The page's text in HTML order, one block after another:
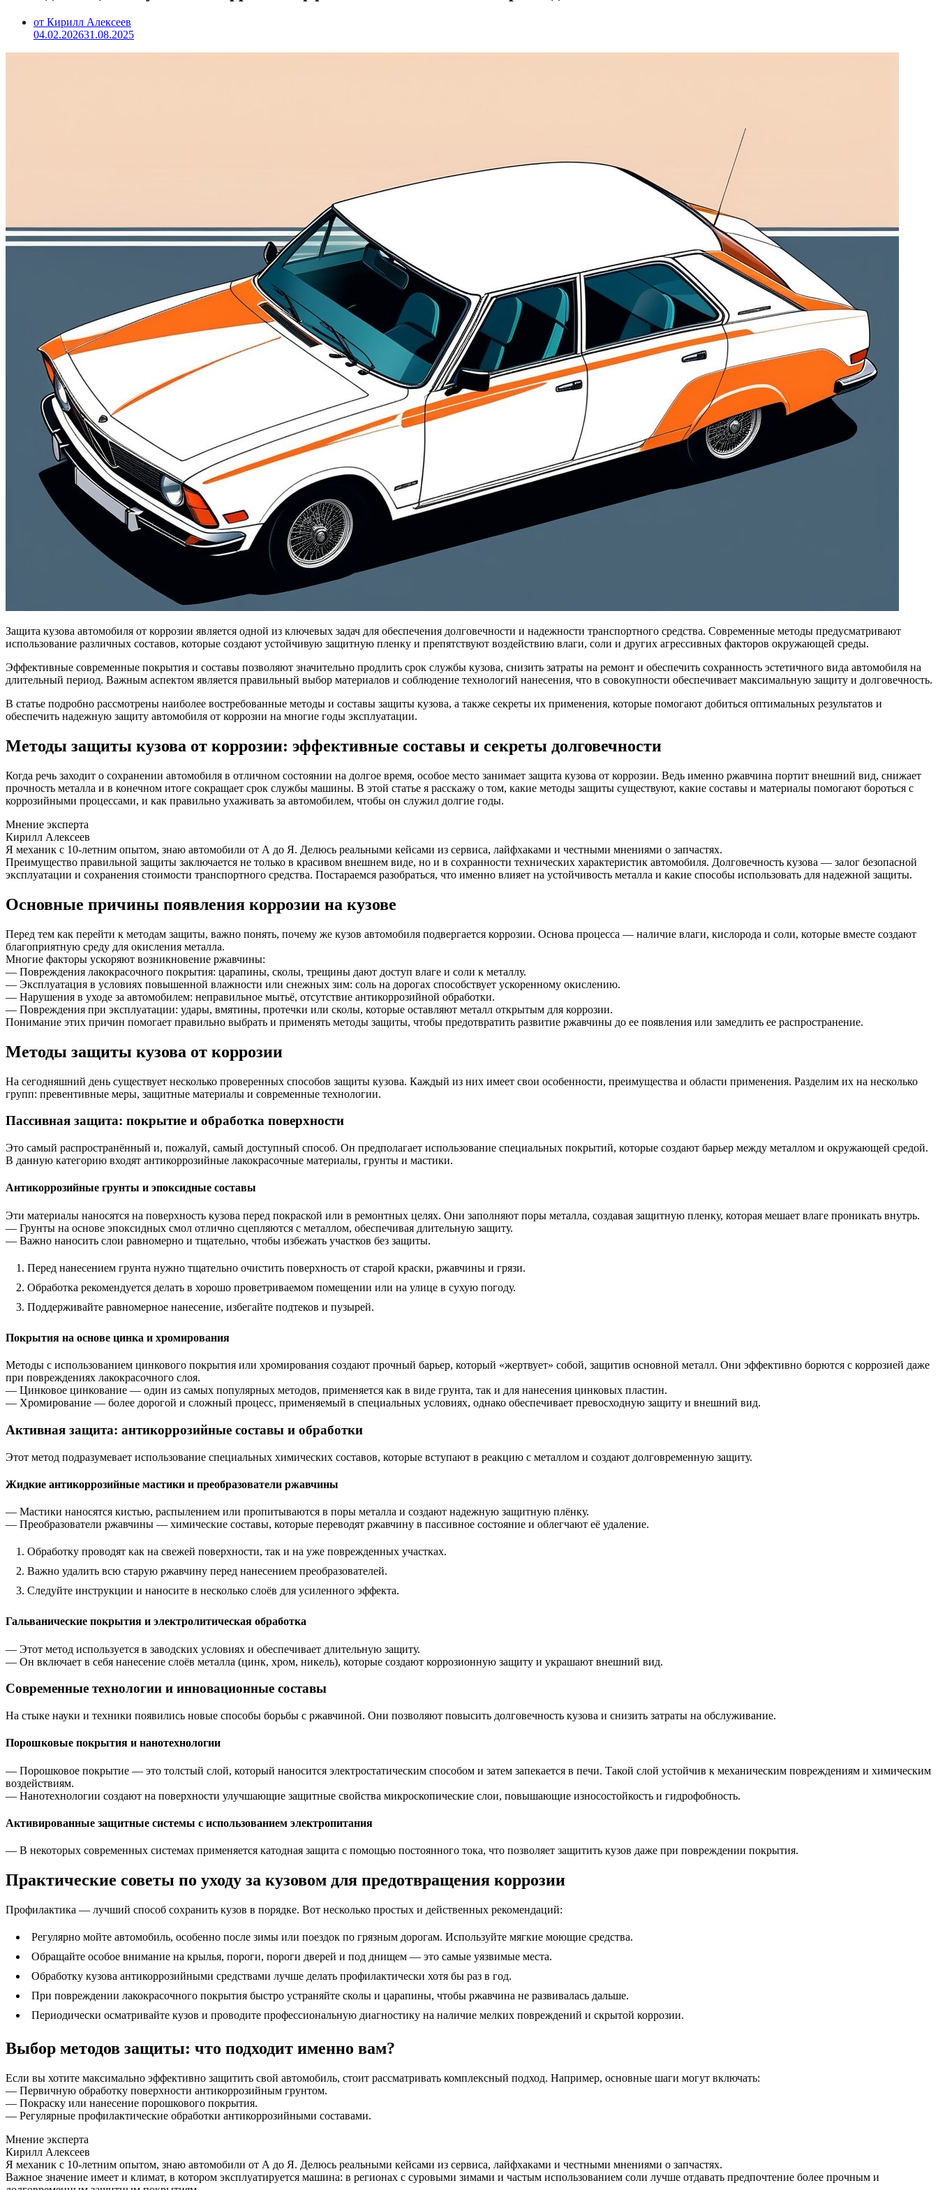
от Кирилл Алексеев
04.02.202631.08.2025
Защита кузова автомобиля от коррозии является одной из ключевых задач для обеспечения долговечности и надежности транспортного средства. Современные методы предусматривают
использование различных составов, которые создают устойчивую защитную пленку и препятствуют воздействию влаги, соли и других агрессивных факторов окружающей среды.
Эффективные современные покрытия и составы позволяют значительно продлить срок службы кузова, снизить затраты на ремонт и обеспечить сохранность эстетичного вида автомобиля на
длительный период. Важным аспектом является правильный выбор материалов и соблюдение технологий нанесения, что в совокупности обеспечивает максимальную защиту и долговечность.
В статье подробно рассмотрены наиболее востребованные методы и составы защиты кузова, а также секреты их применения, которые помогают добиться оптимальных результатов и
обеспечить надежную защиту автомобиля от коррозии на многие годы эксплуатации.
Методы защиты кузова от коррозии: эффективные составы и секреты долговечности
Когда речь заходит о сохранении автомобиля в отличном состоянии на долгое время, особое место занимает защита кузова от коррозии. Ведь именно ржавчина портит внешний вид, снижает
прочность металла и в конечном итоге сокращает срок службы машины. В этой статье я расскажу о том, какие методы защиты существуют, какие составы и материалы помогают бороться с
коррозийными процессами, и как правильно ухаживать за автомобилем, чтобы он служил долгие годы.
Мнение эксперта
Кирилл Алексеев
Я механик с 10-летним опытом, знаю автомобили от А до Я. Делюсь реальными кейсами из сервиса, лайфхаками и честными мнениями о запчастях.
Преимущество правильной защиты заключается не только в красивом внешнем виде, но и в сохранности технических характеристик автомобиля. Долговечность кузова — залог безопасной
эксплуатации и сохранения стоимости транспортного средства. Постараемся разобраться, что именно влияет на устойчивость металла и какие способы использовать для надежной защиты.
Основные причины появления коррозии на кузове
Перед тем как перейти к методам защиты, важно понять, почему же кузов автомобиля подвергается коррозии. Основа процесса — наличие влаги, кислорода и соли, которые вместе создают
благоприятную среду для окисления металла.
Многие факторы ускоряют возникновение ржавчины:
— Повреждения лакокрасочного покрытия: царапины, сколы, трещины дают доступ влаге и соли к металлу.
— Эксплуатация в условиях повышенной влажности или снежных зим: соль на дорогах способствует ускоренному окислению.
— Нарушения в уходе за автомобилем: неправильное мытьё, отсутствие антикоррозийной обработки.
— Повреждения при эксплуатации: удары, вмятины, протечки или сколы, которые оставляют металл открытым для коррозии.
Понимание этих причин помогает правильно выбрать и применять методы защиты, чтобы предотвратить развитие ржавчины до ее появления или замедлить ее распространение.
Методы защиты кузова от коррозии
На сегодняшний день существует несколько проверенных способов защиты кузова. Каждый из них имеет свои особенности, преимущества и области применения. Разделим их на несколько
групп: превентивные меры, защитные материалы и современные технологии.
Пассивная защита: покрытие и обработка поверхности
Это самый распространённый и, пожалуй, самый доступный способ. Он предполагает использование специальных покрытий, которые создают барьер между металлом и окружающей средой.
В данную категорию входят антикоррозийные лакокрасочные материалы, грунты и мастики.
Антикоррозийные грунты и эпоксидные составы
Эти материалы наносятся на поверхность кузова перед покраской или в ремонтных целях. Они заполняют поры металла, создавая защитную пленку, которая мешает влаге проникать внутрь.
— Грунты на основе эпоксидных смол отлично сцепляются с металлом, обеспечивая длительную защиту.
— Важно наносить слои равномерно и тщательно, чтобы избежать участков без защиты.
Перед нанесением грунта нужно тщательно очистить поверхность от старой краски, ржавчины и грязи.
Обработка рекомендуется делать в хорошо проветриваемом помещении или на улице в сухую погоду.
Поддерживайте равномерное нанесение, избегайте подтеков и пузырей.
Покрытия на основе цинка и хромирования
Методы с использованием цинкового покрытия или хромирования создают прочный барьер, который «жертвует» собой, защитив основной металл. Они эффективно борются с коррозией даже
при повреждениях лакокрасочного слоя.
— Цинковое цинкование — один из самых популярных методов, применяется как в виде грунта, так и для нанесения цинковых пластин.
— Хромирование — более дорогой и сложный процесс, применяемый в специальных условиях, однако обеспечивает превосходную защиту и внешний вид.
Активная защита: антикоррозийные составы и обработки
Этот метод подразумевает использование специальных химических составов, которые вступают в реакцию с металлом и создают долговременную защиту.
Жидкие антикоррозийные мастики и преобразователи ржавчины
— Мастики наносятся кистью, распылением или пропитываются в поры металла и создают надежную защитную плёнку.
— Преобразователи ржавчины — химические составы, которые переводят ржавчину в пассивное состояние и облегчают её удаление.
Обработку проводят как на свежей поверхности, так и на уже поврежденных участках.
Важно удалить всю старую ржавчину перед нанесением преобразователей.
Следуйте инструкции и наносите в несколько слоёв для усиленного эффекта.
Гальванические покрытия и электролитическая обработка
— Этот метод используется в заводских условиях и обеспечивает длительную защиту.
— Он включает в себя нанесение слоёв металла (цинк, хром, никель), которые создают коррозионную защиту и украшают внешний вид.
Современные технологии и инновационные составы
На стыке науки и техники появились новые способы борьбы с ржавчиной. Они позволяют повысить долговечность кузова и снизить затраты на обслуживание.
Порошковые покрытия и нанотехнологии
— Порошковое покрытие — это толстый слой, который наносится электростатическим способом и затем запекается в печи. Такой слой устойчив к механическим повреждениям и химическим
воздействиям.
— Нанотехнологии создают на поверхности улучшающие защитные свойства микроскопические слои, повышающие износостойкость и гидрофобность.
Активированные защитные системы с использованием электропитания
— В некоторых современных системах применяется катодная защита с помощью постоянного тока, что позволяет защитить кузов даже при повреждении покрытия.
Практические советы по уходу за кузовом для предотвращения коррозии
Профилактика — лучший способ сохранить кузов в порядке. Вот несколько простых и действенных рекомендаций:
Регулярно мойте автомобиль, особенно после зимы или поездок по грязным дорогам. Используйте мягкие моющие средства.
Обращайте особое внимание на крылья, пороги, пороги дверей и под днищем — это самые уязвимые места.
Обработку кузова антикоррозийными средствами лучше делать профилактически хотя бы раз в год.
При повреждении лакокрасочного покрытия быстро устраняйте сколы и царапины, чтобы ржавчина не развивалась дальше.
Периодически осматривайте кузов и проводите профессиональную диагностику на наличие мелких повреждений и скрытой коррозии.
Выбор методов защиты: что подходит именно вам?
Если вы хотите максимально эффективно защитить свой автомобиль, стоит рассматривать комплексный подход. Например, основные шаги могут включать:
— Первичную обработку поверхности антикоррозийным грунтом.
— Покраску или нанесение порошкового покрытия.
— Регулярные профилактические обработки антикоррозийными составами.
Мнение эксперта
Кирилл Алексеев
Я механик с 10-летним опытом, знаю автомобили от А до Я. Делюсь реальными кейсами из сервиса, лайфхаками и честными мнениями о запчастях.
Важное значение имеет и климат, в котором эксплуатируется машина: в регионах с суровыми зимами и частым использованием соли лучше отдавать предпочтение более прочным и